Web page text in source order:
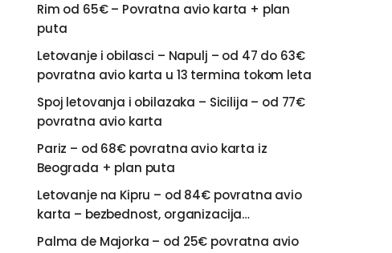
Rim od 65€ – Povratna avio karta + plan
puta
Letovanje i obilasci – Napulj – od 47 do 63€
povratna avio karta u 13 termina tokom leta
Spoj letovanja i obilazaka – Sicilija – od 77€
povratna avio karta
Pariz – od 68€ povratna avio karta iz
Beograda + plan puta
Letovanje na Kipru – od 84€ povratna avio
karta – bezbednost, organizacija…
Palma de Majorka – od 25€ povratna avio